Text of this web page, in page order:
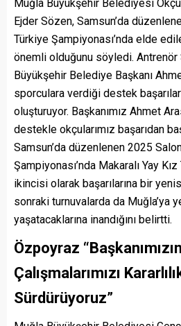
Muğla Büyükşehir Belediyesi
Ejder Sözen, Samsun’da
Türkiye Şampiyonası’nda elde
önemli olduğunu söyledi. Antrenör
Büyükşehir Belediye Başkanı
sporculara verdiği destek
oluşturuyor. Başkanımız Ahmet
destekle okçularımız başarıdan
Samsun’da düzenlenen 2025
Şampiyonası’nda Makaralı Yay Kız
ikincisi olarak başarılarına bir
sonraki turnuvalarda da Muğla’ya
yaşatacaklarına inandığını belirtti.
Özpoyraz
Çalışmalarımızı
Sürdürüyoruz”